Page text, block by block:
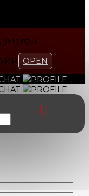
شوفها في
OPEN
PROFILE
PROFILE